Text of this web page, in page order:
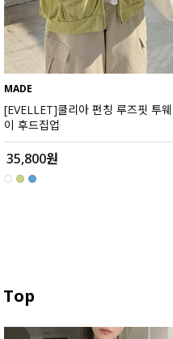
MADE
[EVELLET]쿨리아 펀칭 루즈핏 투웨
이 후드집업
35,800원
Top